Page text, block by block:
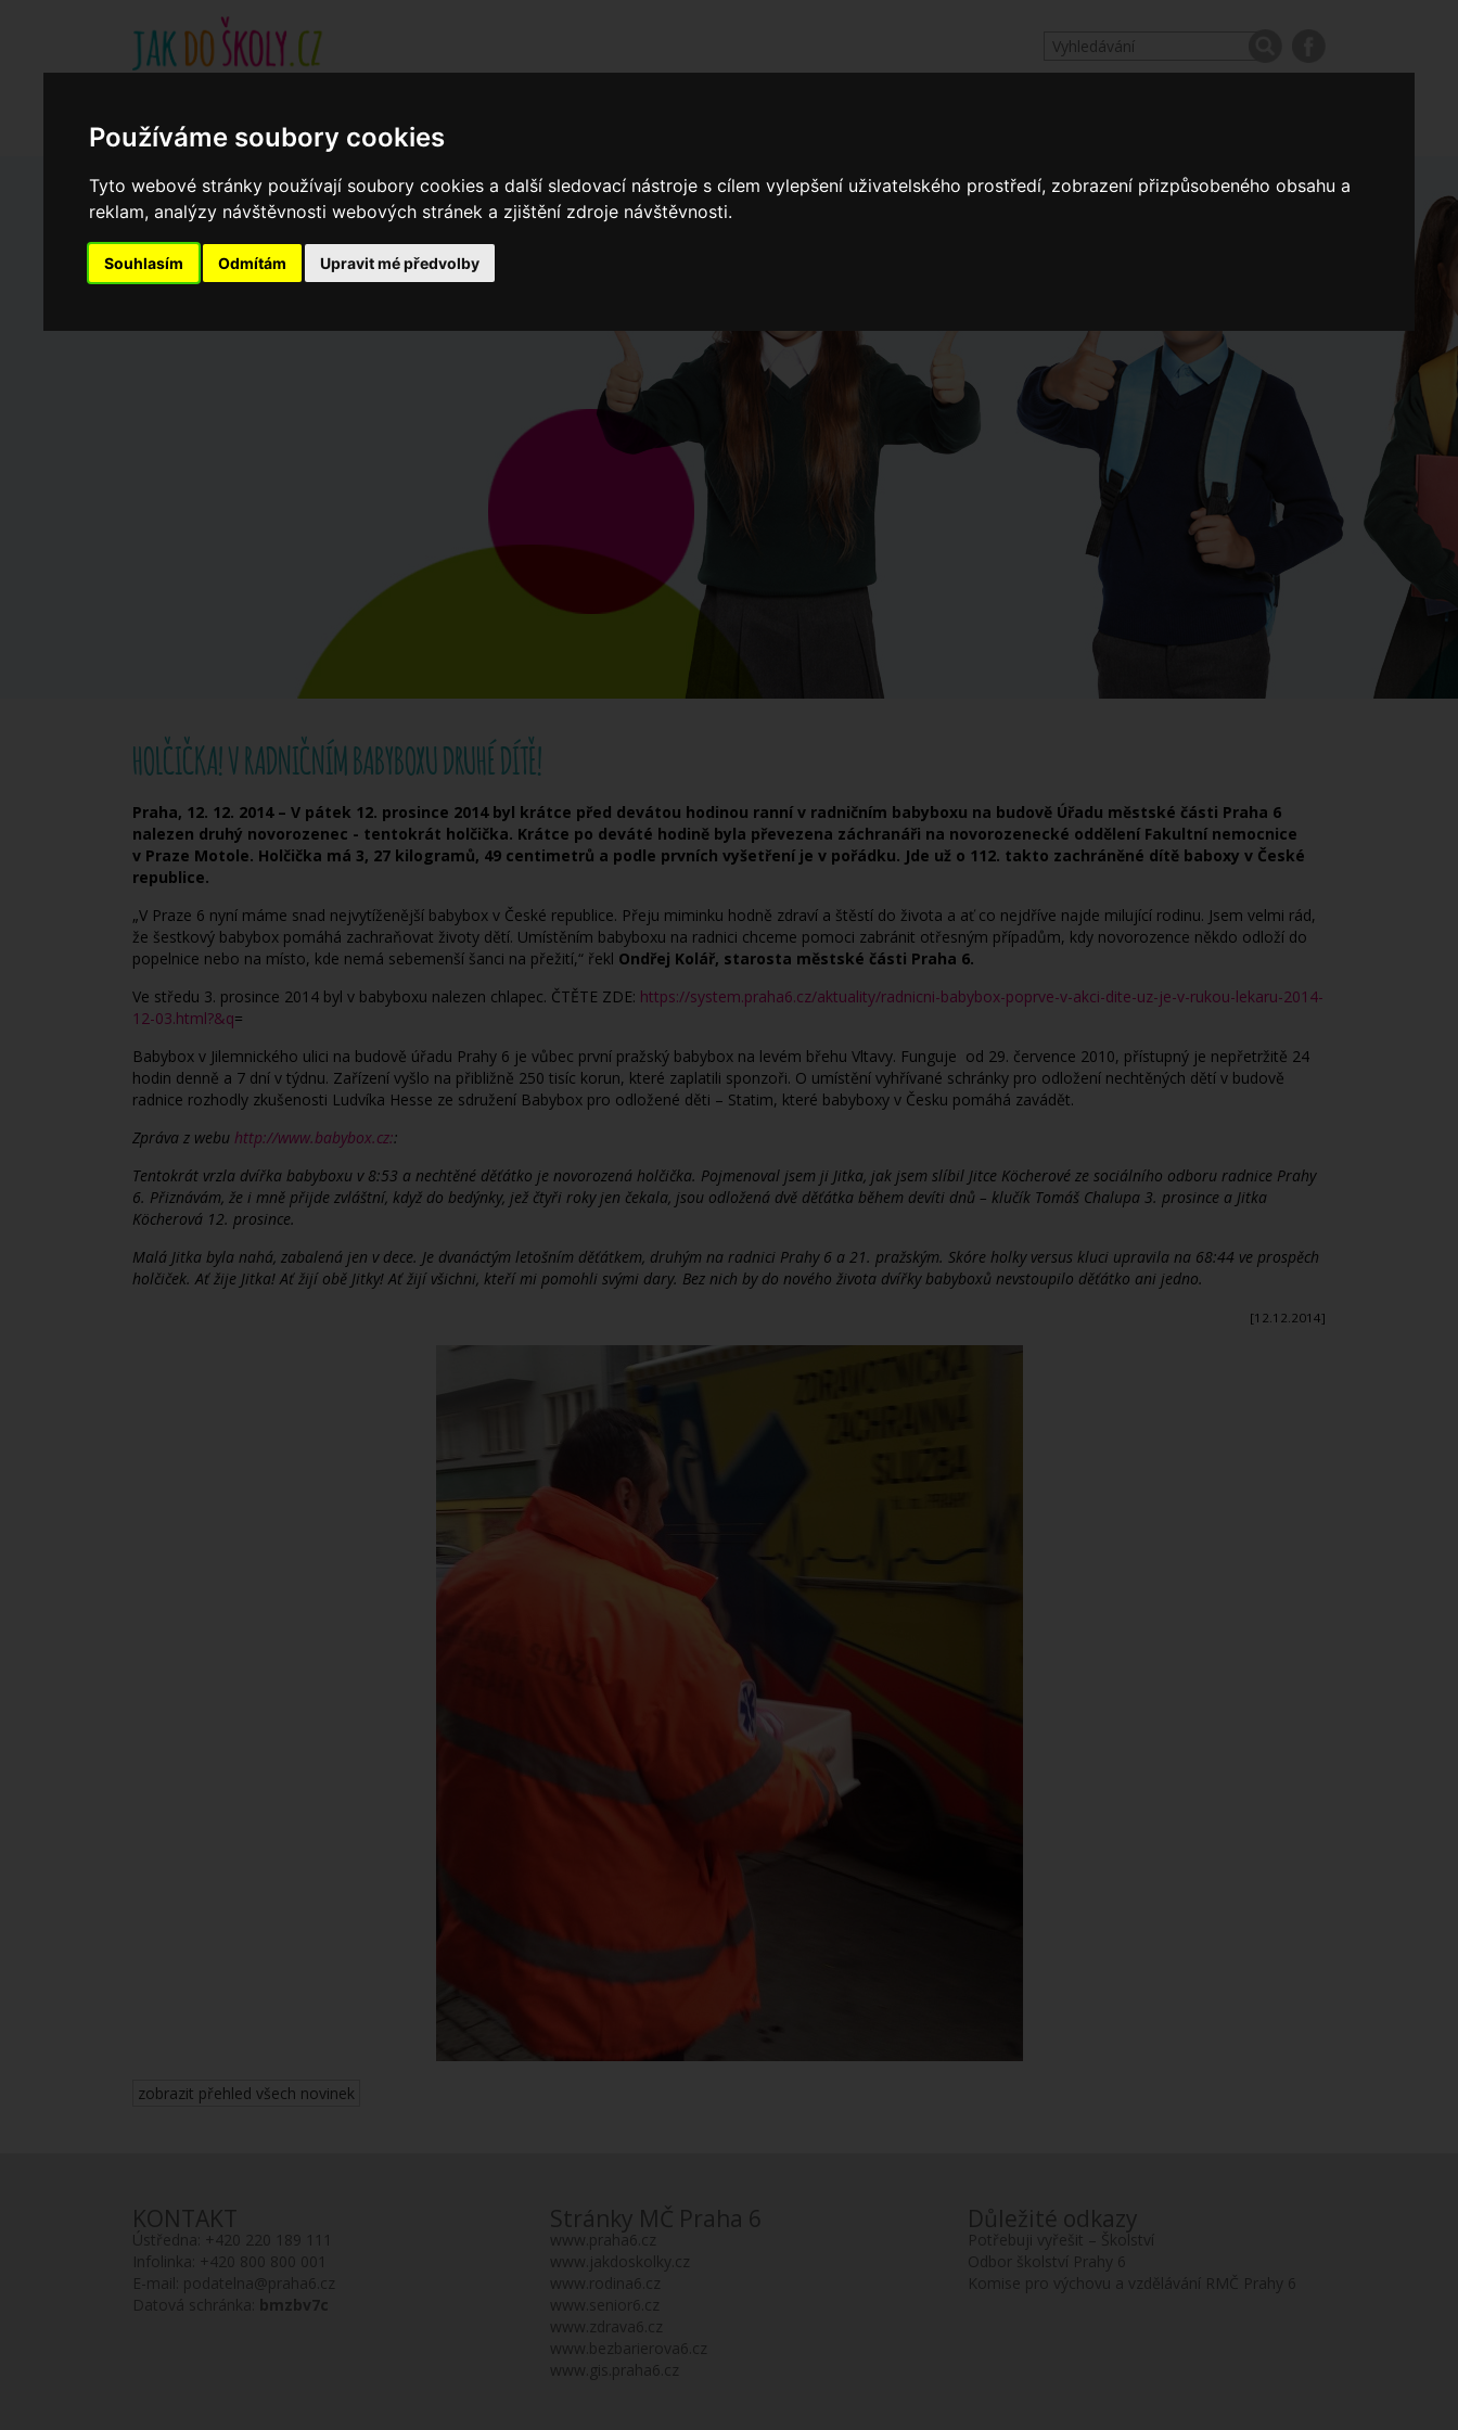
Používáme soubory cookies
Tyto webové stránky používají soubory cookies a další sledovací nástroje s cílem vylepšení uživatelského prostředí, zobrazení přizpůsobeného obsahu a
reklam, analýzy návštěvnosti webových stránek a zjištění zdroje návštěvnosti.
Souhlasím Odmítám Upravit mé předvolby
Když potřebujete pomoci
cookies
Zápisy do ZŠ 2026/27 Výroční zprávy
HOLČIČKA! V RADNIČNÍM BABYBOXU DRUHÉ DÍTĚ!
Praha, 12. 12. 2014 – V pátek 12. prosince 2014 byl krátce před devátou hodinou ranní v radničním babyboxu na budově Úřadu městské části Praha 6
nalezen druhý novorozenec - tentokrát holčička. Krátce po deváté hodině byla převezena záchranáři na novorozenecké oddělení Fakultní nemocnice
v Praze Motole. Holčička má 3, 27 kilogramů, 49 centimetrů a podle prvních vyšetření je v pořádku. Jde už o 112. takto zachráněné dítě baboxy v České
republice.
„V Praze 6 nyní máme snad nejvytíženější babybox v České republice. Přeju miminku hodně zdraví a štěstí do života a ať co nejdříve najde milující rodinu. Jsem velmi rád,
že šestkový babybox pomáhá zachraňovat životy dětí. Umístěním babyboxu na radnici chceme pomoci zabránit otřesným případům, kdy novorozence někdo odloží do
popelnice nebo na místo, kde nemá sebemenší šanci na přežití,“ řekl Ondřej Kolář, starosta městské části Praha 6.
Ve středu 3. prosince 2014 byl v babyboxu nalezen chlapec. ČTĚTE ZDE: https://system.praha6.cz/aktuality/radnicni-babybox-poprve-v-akci-dite-uz-je-v-rukou-lekaru-2014-
12-03.html?&q=
Babybox v Jilemnického ulici na budově úřadu Prahy 6 je vůbec první pražský babybox na levém břehu Vltavy. Funguje od 29. července 2010, přístupný je nepřetržitě 24
hodin denně a 7 dní v týdnu. Zařízení vyšlo na přibližně 250 tisíc korun, které zaplatili sponzoři. O umístění vyhřívané schránky pro odložení nechtěných dětí v budově
radnice rozhodly zkušenosti Ludvíka Hesse ze sdružení Babybox pro odložené děti – Statim, které babyboxy v Česku pomáhá zavádět.
Zpráva z webu http://www.babybox.cz::
Tentokrát vrzla dvířka babyboxu v 8:53 a nechtěné děťátko je novorozená holčička. Pojmenoval jsem ji Jitka, jak jsem slíbil Jitce Köcherové ze sociálního odboru radnice Prahy
6. Přiznávám, že i mně přijde zvláštní, když do bedýnky, jež čtyři roky jen čekala, jsou odložená dvě děťátka během devíti dnů – klučík Tomáš Chalupa 3. prosince a Jitka
Köcherová 12. prosince.
Malá Jitka byla nahá, zabalená jen v dece. Je dvanáctým letošním děťátkem, druhým na radnici Prahy 6 a 21. pražským. Skóre holky versus kluci upravila na 68:44 ve prospěch
holčiček. Ať žije Jitka! Ať žijí obě Jitky! Ať žijí všichni, kteří mi pomohli svými dary. Bez nich by do nového života dvířky babyboxů nevstoupilo děťátko ani jedno.
[12.12.2014]
zobrazit přehled všech novinek
KONTAKT
Ústředna: +420 220 189 111
Infolinka: +420 800 800 001
E-mail: podatelna@praha6.cz
Datová schránka: bmzbv7c
Stránky MČ Praha 6
www.praha6.cz
www.jakdoskolky.cz
www.rodina6.cz
www.senior6.cz
www.zdrava6.cz
www.bezbarierova6.cz
www.gis.praha6.cz
Důležité odkazy
Potřebuji vyřešit – Školství
Odbor školství Prahy 6
Komise pro výchovu a vzdělávání RMČ Prahy 6